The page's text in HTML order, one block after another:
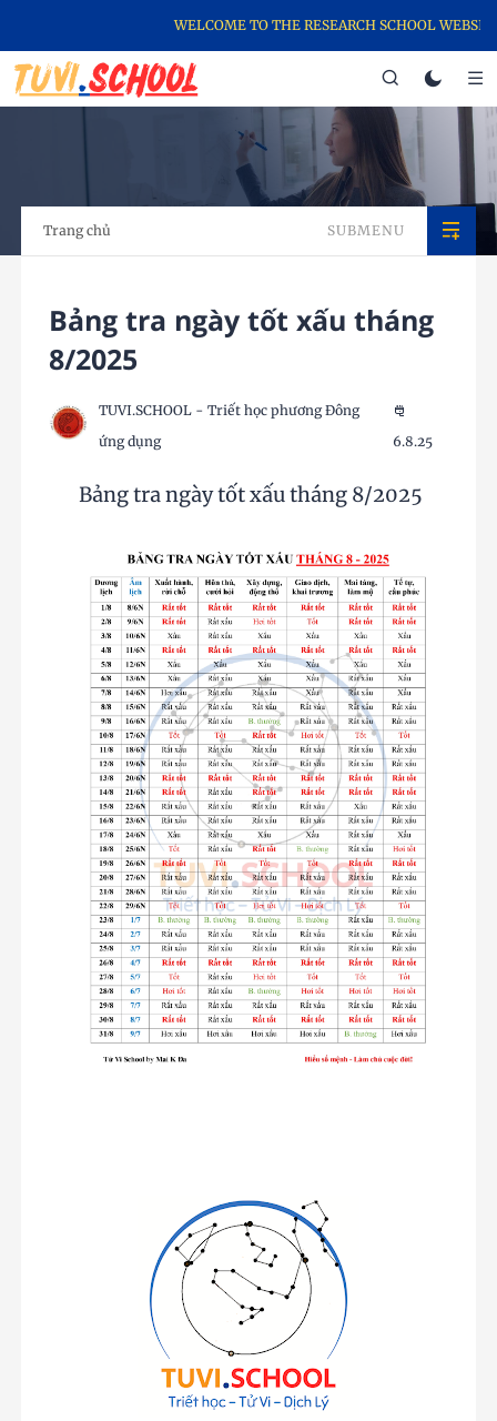
WELCOME TO THE RESEARCH SCHOOL
Trang chủ SUBMENU
Bảng tra ngày tốt xấu tháng
8/2025
TUVI.SCHOOL - Triết học phương Đông
ứng dụng
6.8.25
Bảng tra ngày tốt xấu tháng 8/2025